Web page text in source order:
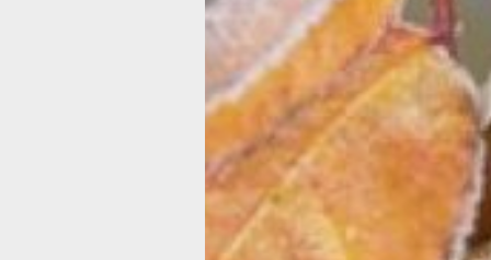
Также важно обеспечить воздушную
прослойку между ветками и
материалом. Во-первых, это убережет
растение от механических
полотно - от прорывов. Во-вторых,
будут в сухости.
Чем больше, тем хуже
Чтобы под укрытием не
болезни, гниль и плесень, нужно
под него все, что может накапливать
большинстве случаев чрезмерное
соломы, опилок или листвы лишь